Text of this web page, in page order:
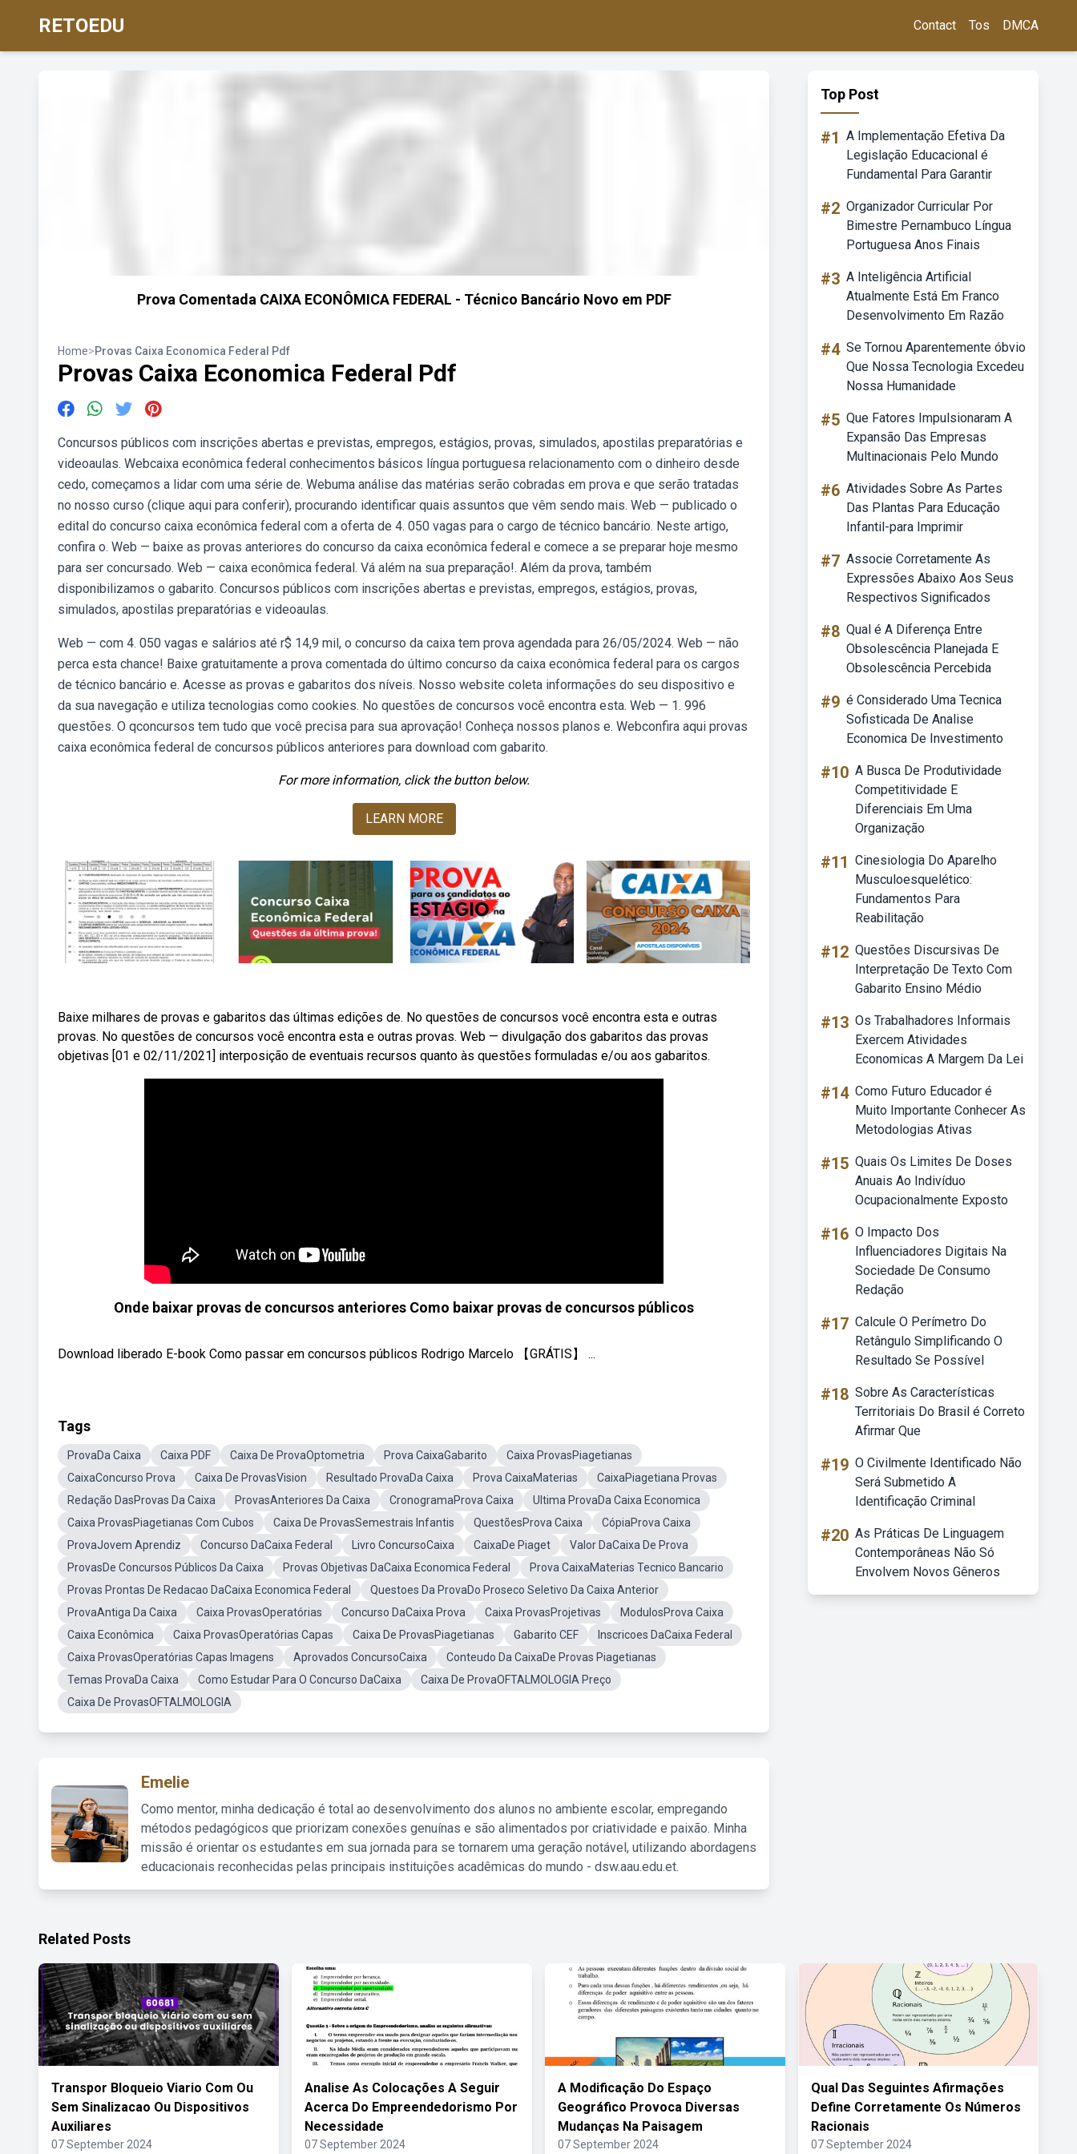
RETOEDU Contact Tos DMCA
Prova Comentada CAIXA ECONÔMICA FEDERAL - Técnico Bancário Novo em PDF
Home>Provas Caixa Economica Federal Pdf
Provas Caixa Economica Federal Pdf
Concursos públicos com inscrições abertas e previstas, empregos, estágios, provas, simulados, apostilas preparatórias e
videoaulas. Webcaixa econômica federal conhecimentos básicos língua portuguesa relacionamento com o dinheiro desde
cedo, começamos a lidar com uma série de. Webuma análise das matérias serão cobradas em prova e que serão tratadas
no nosso curso (clique aqui para conferir), procurando identificar quais assuntos que vêm sendo mais. Web — publicado o
edital do concurso caixa econômica federal com a oferta de 4. 050 vagas para o cargo de técnico bancário. Neste artigo,
confira o. Web — baixe as provas anteriores do concurso da caixa econômica federal e comece a se preparar hoje mesmo
para ser concursado. Web — caixa econômica federal. Vá além na sua preparação!. Além da prova, também
disponibilizamos o gabarito. Concursos públicos com inscrições abertas e previstas, empregos, estágios, provas,
simulados, apostilas preparatórias e videoaulas.
Web — com 4. 050 vagas e salários até r$ 14,9 mil, o concurso da caixa tem prova agendada para 26/05/2024. Web — não
perca esta chance! Baixe gratuitamente a prova comentada do último concurso da caixa econômica federal para os cargos
de técnico bancário e. Acesse as provas e gabaritos dos níveis. Nosso website coleta informações do seu dispositivo e
da sua navegação e utiliza tecnologias como cookies. No questões de concursos você encontra esta. Web — 1. 996
questões. O qconcursos tem tudo que você precisa para sua aprovação! Conheça nossos planos e. Webconfira aqui provas
caixa econômica federal de concursos públicos anteriores para download com gabarito.
For more information, click the button below.
LEARN MORE
Baixe milhares de provas e gabaritos das últimas edições de. No questões de concursos você encontra esta e outras
provas. No questões de concursos você encontra esta e outras provas. Web — divulgação dos gabaritos das provas
objetivas [01 e 02/11/2021] interposição de eventuais recursos quanto às questões formuladas e/ou aos gabaritos.
Onde baixar provas de concursos anteriores Como baixar provas de concursos públicos
Download liberado E-book Como passar em concursos públicos Rodrigo Marcelo 【GRÁTIS】 ...
Tags
ProvaDa Caixa Caixa PDF Caixa De ProvaOptometria Prova CaixaGabarito
Caixa ProvasPiagetianas
CaixaConcurso Prova
Caixa De ProvasVision Resultado ProvaDa Caixa Prova CaixaMaterias
CaixaPiagetiana Provas
Redação DasProvas Da Caixa
ProvasAnteriores Da Caixa CronogramaProva Caixa
Ultima ProvaDa Caixa Economica
Caixa ProvasPiagetianas Com Cubos
Caixa De ProvasSemestrais Infantis QuestõesProva Caixa
CópiaProva Caixa
ProvaJovem Aprendiz
Concurso DaCaixa Federal Livro ConcursoCaixa CaixaDe Piaget
Valor DaCaixa De Prova
ProvasDe Concursos Públicos Da Caixa
Provas Objetivas DaCaixa Economica Federal
Prova CaixaMaterias Tecnico Bancario
Provas Prontas De Redacao DaCaixa Economica Federal
Questoes Da ProvaDo Proseco Seletivo Da Caixa Anterior
ProvaAntiga Da Caixa
Caixa ProvasOperatórias Concurso DaCaixa Prova Caixa ProvasProjetivas
ModulosProva Caixa
Caixa Econômica
Caixa ProvasOperatórias Capas Caixa De ProvasPiagetianas Gabarito CEF
Inscricoes DaCaixa Federal
Caixa ProvasOperatórias Capas Imagens
Aprovados ConcursoCaixa
Conteudo Da CaixaDe Provas Piagetianas
Temas ProvaDa Caixa
Como Estudar Para O Concurso DaCaixa
Caixa De ProvaOFTALMOLOGIA Preço
Caixa De ProvasOFTALMOLOGIA
Emelie
Como mentor, minha dedicação é total ao desenvolvimento dos alunos no ambiente escolar, empregando
métodos pedagógicos que priorizam conexões genuínas e são alimentados por criatividade e paixão. Minha
missão é orientar os estudantes em sua jornada para se tornarem uma geração notável, utilizando abordagens
educacionais reconhecidas pelas principais instituições acadêmicas do mundo - dsw.aau.edu.et.
Top Post
#1 A Implementação Efetiva Da
Legislação Educacional é
Fundamental Para Garantir
#2 Organizador Curricular Por
Bimestre Pernambuco Língua
Portuguesa Anos Finais
#3 A Inteligência Artificial
Atualmente Está Em Franco
Desenvolvimento Em Razão
#4 Se Tornou Aparentemente óbvio
Que Nossa Tecnologia Excedeu
Nossa Humanidade
#5 Que Fatores Impulsionaram A
Expansão Das Empresas
Multinacionais Pelo Mundo
#6 Atividades Sobre As Partes
Das Plantas Para Educação
Infantil-para Imprimir
#7 Associe Corretamente As
Expressões Abaixo Aos Seus
Respectivos Significados
#8 Qual é A Diferença Entre
Obsolescência Planejada E
Obsolescência Percebida
#9 é Considerado Uma Tecnica
Sofisticada De Analise
Economica De Investimento
#10 A Busca De Produtividade
Competitividade E
Diferenciais Em Uma
Organização
#11 Cinesiologia Do Aparelho
Musculoesquelético:
Fundamentos Para
Reabilitação
#12 Questões Discursivas De
Interpretação De Texto Com
Gabarito Ensino Médio
#13 Os Trabalhadores Informais
Exercem Atividades
Economicas A Margem Da Lei
#14 Como Futuro Educador é
Muito Importante Conhecer As
Metodologias Ativas
#15 Quais Os Limites De Doses
Anuais Ao Indivíduo
Ocupacionalmente Exposto
#16 O Impacto Dos
Influenciadores Digitais Na
Sociedade De Consumo
Redação
#17 Calcule O Perímetro Do
Retângulo Simplificando O
Resultado Se Possível
#18 Sobre As Características
Territoriais Do Brasil é Correto
Afirmar Que
#19 O Civilmente Identificado Não
Será Submetido A
Identificação Criminal
#20 As Práticas De Linguagem
Contemporâneas Não Só
Envolvem Novos Gêneros
Related Posts
Transpor Bloqueio Viario Com Ou
Sem Sinalizacao Ou Dispositivos
Auxiliares
07 September 2024
Analise As Colocações A Seguir
Acerca Do Empreendedorismo Por
Necessidade
07 September 2024
A Modificação Do Espaço
Geográfico Provoca Diversas
Mudanças Na Paisagem
07 September 2024
Qual Das Seguintes Afirmações
Define Corretamente Os Números
Racionais
07 September 2024